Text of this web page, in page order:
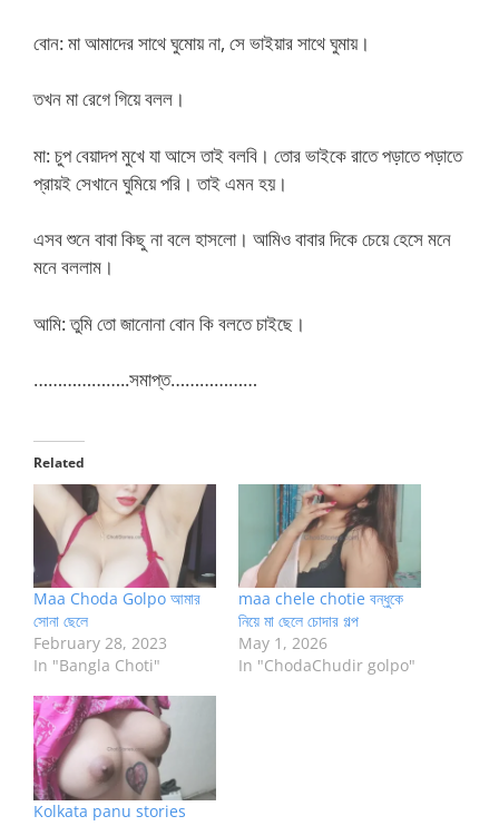
বোন: মা আমাদের সাথে ঘুমোয় না, সে ভাইয়ার সাথে ঘুমায়।
তখন মা রেগে গিয়ে বলল।
মা: চুপ বেয়াদপ মুখে যা আসে তাই বলবি। তোর ভাইকে রাতে পড়াতে পড়াতে
প্রায়ই সেখানে ঘুমিয়ে পরি। তাই এমন হয়।
এসব শুনে বাবা কিছু না বলে হাসলো। আমিও বাবার দিকে চেয়ে হেসে মনে
মনে বললাম।
আমি: তুমি তো জানোনা বোন কি বলতে চাইছে।
………………..সমাপ্ত………………
Related
Maa Choda Golpo আমার
সোনা ছেলে
February 28, 2023
In "Bangla Choti"
maa chele chotie বন্ধুকে
নিয়ে মা ছেলে চোদার গল্প
May 1, 2026
In "ChodaChudir golpo"
Kolkata panu stories